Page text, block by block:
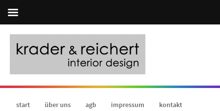
start über uns agb impressum kontakt